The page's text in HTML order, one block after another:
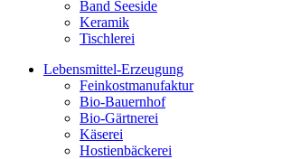
Band Seeside
Keramik
Tischlerei
Lebensmittel-Erzeugung
Feinkostmanufaktur
Bio-Bauernhof
Bio-Gärtnerei
Käserei
Hostienbäckerei